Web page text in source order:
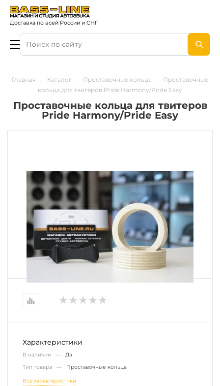
Доставка по всей России и СНГ
Главная - Каталог - Проставочные кольца -
Проставочные
кольца для твитеров Pride Harmony/Pride Easy
Проставочные кольца для твитеров
Pride Harmony/Pride Easy
Характеристики
В наличии — Да
Тип товара — Проставочные кольца
Все характеристики